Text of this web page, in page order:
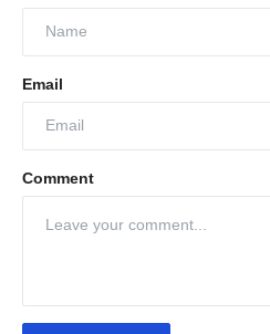
Email
Comment